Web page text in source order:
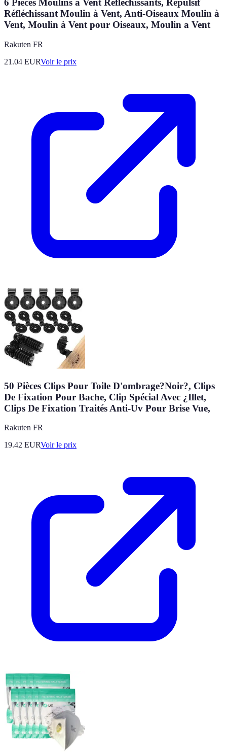
6 Pièces Moulins à Vent Réfléchissants, Répulsif
Réfléchissant Moulin à Vent, Anti-Oiseaux Moulin à
Vent, Moulin à Vent pour Oiseaux, Moulin a Vent
Rakuten FR
21.04 EURVoir le prix
50 Pièces Clips Pour Toile D'ombrage?Noir?, Clips
De Fixation Pour Bache, Clip Spécial Avec ¿Illet,
Clips De Fixation Traités Anti-Uv Pour Brise Vue,
Rakuten FR
19.42 EURVoir le prix